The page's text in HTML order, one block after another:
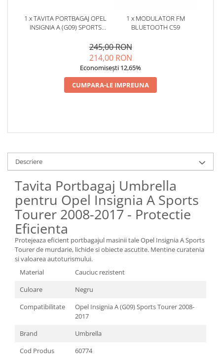
1 x TAVITA PORTBAGAJ OPEL
INSIGNIA A (G09) SPORTS
1 x MODULATOR FM
BLUETOOTH C59
245,00 RON
214,00 RON
Economisești 12,65%
CUMPARA-LE IMPREUNA
Descriere
Tavita Portbagaj Umbrella
pentru Opel Insignia A Sports
Tourer 2008-2017 - Protectie
Eficienta
Protejeaza eficient portbagajul masinii tale Opel Insignia A Sports
Tourer de murdarie, lichide si obiecte ascutite. Mentine curatenia
si valoarea autoturismului.
Material
Cauciuc rezistent
Culoare
Negru
Compatibilitate
Opel Insignia A (G09) Sports Tourer 2008-
2017
Brand
Umbrella
Cod Produs
60774